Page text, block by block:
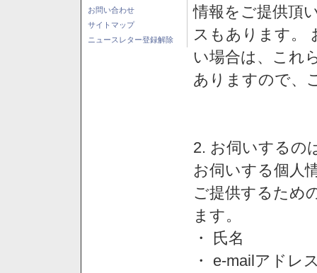
お問い合わせ
サイトマップ
ニュースレター登録解除
情報をご提供頂
スもあります。
い場合は、これ
ありますので、
2. お伺いするの
お伺いする個人
ご提供するため
ます。
・ 氏名
・ e-mailアドレ